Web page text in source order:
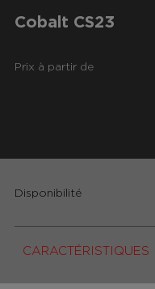
Cobalt CS23
Prix ​​à partir de
CARACTÉRISTIQUES
Disponibilité